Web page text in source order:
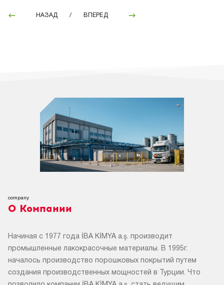
НАЗАД / ВПЕРЕД
company
О Компании
Начиная с 1977 года İBA KİMYA a.ş. производит
промышленные лакокрасочные материалы. В 1995г.
началось производство порошковых покрытий путем
создания производственных мощностей в Турции. Что